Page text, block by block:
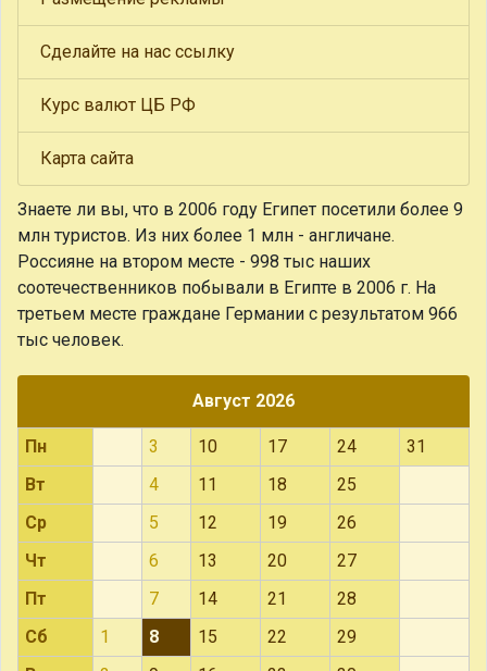
Сделайте на нас ссылку
Курс валют ЦБ РФ
Карта сайта
Знаете ли вы, что в 2006 году Египет посетили более 9
млн туристов. Из них более 1 млн - англичане.
Россияне на втором месте - 998 тыс наших
соотечественников побывали в Египте в 2006 г. На
третьем месте граждане Германии с результатом 966
тыс человек.
Август 2026
Пн 3 10 17 24
31
Вт
4 11 18
25
Ср
5 12 19
26
Чт
6 13 20
27
Пт
7 14 21
28
Сб
1 8 15 22
29